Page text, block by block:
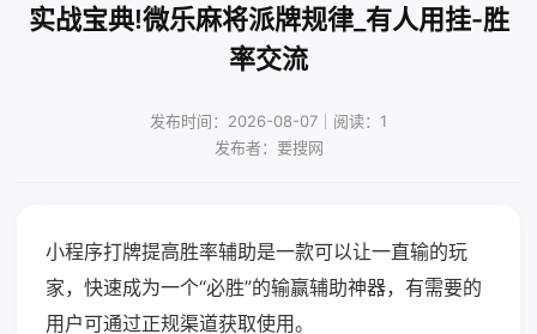
实战宝典!微乐麻将派牌规律_有人用挂-胜
率交流
发布时间：2026-08-07｜阅读：1
发布者：要搜网
小程序打牌提高胜率辅助是一款可以让一直输的玩
家，快速成为一个“必胜”的输赢辅助神器，有需要的
用户可通过正规渠道获取使用。